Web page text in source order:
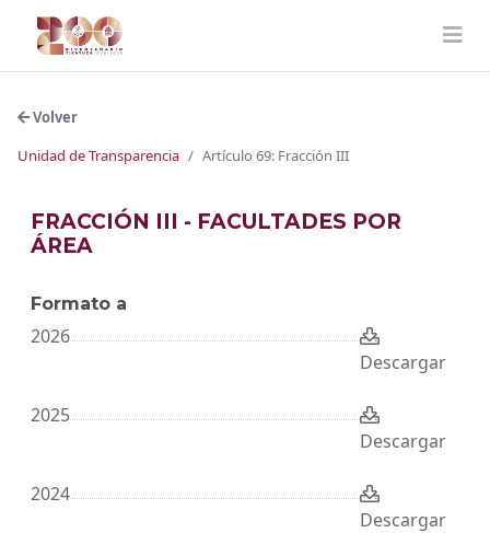
Volver
Unidad de Transparencia
Artículo 69: Fracción III
FRACCIÓN III - FACULTADES POR
ÁREA
Formato a
2026
Descargar
2025
Descargar
2024
Descargar